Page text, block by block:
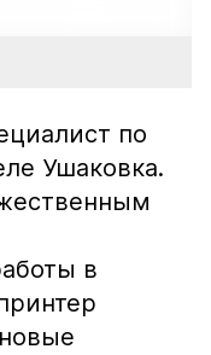
по
Ушаковка.
в